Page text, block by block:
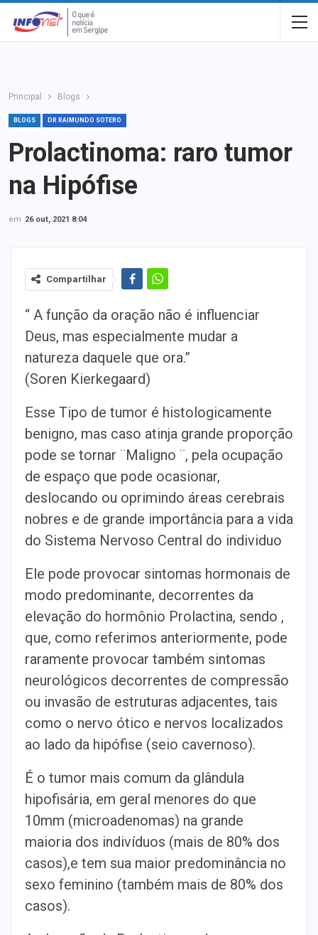
Principal Blogs
BLOGS DR RAIMUNDO SOTERO
Prolactinoma: raro tumor
na Hipófise
em 26 out, 2021 8:04
Compartilhar
“ A função da oração não é influenciar
Deus, mas especialmente mudar a
natureza daquele que ora.”
(Soren Kierkegaard)
Esse Tipo de tumor é histologicamente
benigno, mas caso atinja grande proporção
pode se tornar ¨Maligno ¨, pela ocupação
de espaço que pode ocasionar,
deslocando ou oprimindo áreas cerebrais
nobres e de grande importância para a vida
do Sistema Nervoso Central do individuo
Ele pode provocar sintomas hormonais de
modo predominante, decorrentes da
elevação do hormônio Prolactina, sendo ,
que, como referimos anteriormente, pode
raramente provocar também sintomas
neurológicos decorrentes de compressão
ou invasão de estruturas adjacentes, tais
como o nervo ótico e nervos localizados
ao lado da hipófise (seio cavernoso).
É o tumor mais comum da glândula
hipofisária, em geral menores do que
10mm (microadenomas) na grande
maioria dos indivíduos (mais de 80% dos
casos),e tem sua maior predominância no
sexo feminino (também mais de 80% dos
casos).